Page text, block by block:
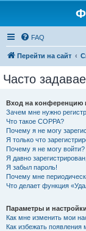
FAQ
Перейти на сайт
Часто
Вход на конференцию
Зачем мне нужно
Что такое COPPA?
Почему я не могу
Я только что
Почему я не могу войти?
Я давно
Я забыл пароль!
Почему мне
Что делает функция
Параметры и
Как мне изменить мои
Как избежать